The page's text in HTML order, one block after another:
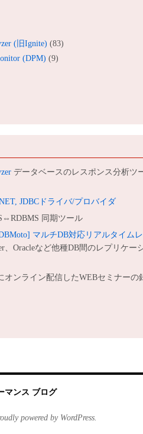
(旧Ignite) (83)
(DPM) (9)
データベースのレスポンス分析ツ
JDBCドライバ/プロバイダ
同期ツール
マルチDB対応リアルタイムレ
、Oracleなど他種DB間のレプリケー
オンライン配信したWEBセミナーの
マンス ブログ
powered by WordPress.